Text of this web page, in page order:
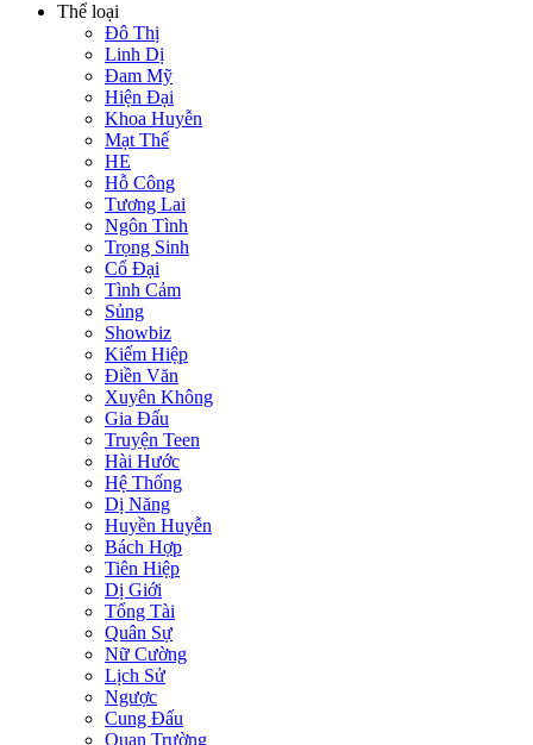
Thể loại
Đô Thị
Linh Dị
Đam Mỹ
Hiện Đại
Khoa Huyễn
Mạt Thế
HE
Hỗ Công
Tương Lai
Ngôn Tình
Trọng Sinh
Cổ Đại
Tình Cảm
Sủng
Showbiz
Kiếm Hiệp
Điền Văn
Xuyên Không
Gia Đấu
Truyện Teen
Hài Hước
Hệ Thống
Dị Năng
Huyền Huyễn
Bách Hợp
Tiên Hiệp
Dị Giới
Tổng Tài
Quân Sự
Nữ Cường
Lịch Sử
Ngược
Cung Đấu
Quan Trường